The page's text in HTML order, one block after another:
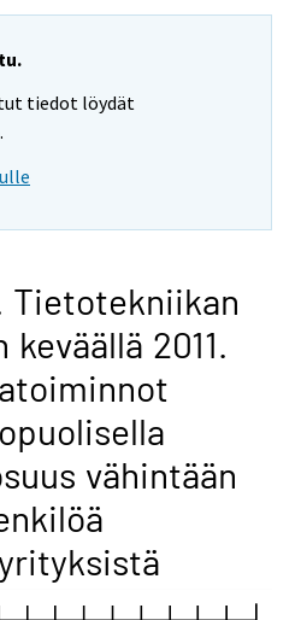
tiedot löydät
Tietotekniikan
2011.
vähintään